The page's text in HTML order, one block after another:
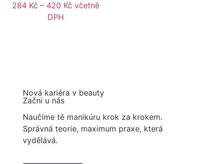
284 Kč – 420 Kč včetně
DPH
Nová kariéra v beauty
Začni u nás
Naučíme tě manikúru krok za krokem.
Správná teorie, maximum praxe, která
vydělává.